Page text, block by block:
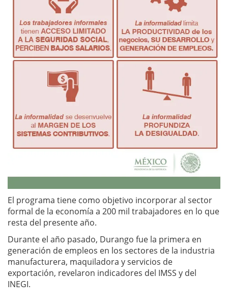
El programa tiene como objetivo incorporar al sector
formal de la economía a 200 mil trabajadores en lo que
resta del presente año.
Durante el año pasado, Durango fue la primera en
generación de empleos en los sectores de la industria
manufacturera, maquiladora y servicios de
exportación, revelaron indicadores del IMSS y del
INEGI.